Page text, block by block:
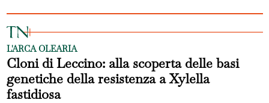
L'ARCA OLEARIA
Cloni di Leccino: alla scoperta delle basi
genetiche della resistenza a Xylella
fastidiosa